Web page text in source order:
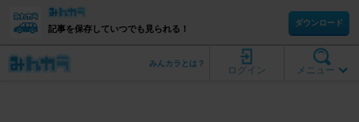
記事を保存していつでも見られる！
ダウンロード
メニュー
ログイン
みんカラとは？